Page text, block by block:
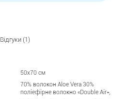
Відгуки (1)
50х70 см
70% волокон Aloe Vera 30%
поліефірне волокно «Double Air»,